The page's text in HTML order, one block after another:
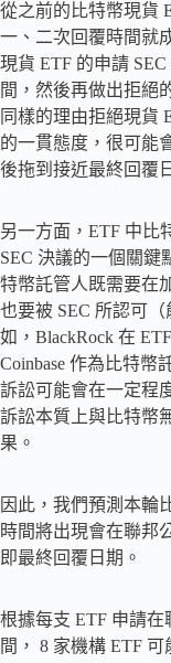
從之前的比特幣現貨
一、二次回覆時間就
現貨 ETF 的申請
間，然後再做出拒絕
同樣的理由拒絕現貨
的一貫態度，很可能
後拖到接近最終回覆
另一方面，ETF 中比
SEC 決議的一個關鍵
特幣託管人既需要在
也要被 SEC 所認可
如，BlackRock 在
Coinbase 作為比特幣
訴訟可能會在一定程
訴訟本質上與比特幣
果。
因此，我們預測本輪
時間將出現會在聯邦
即最終回覆日期。
根據每支 ETF 申請
間， 8 家機構 ETF 可